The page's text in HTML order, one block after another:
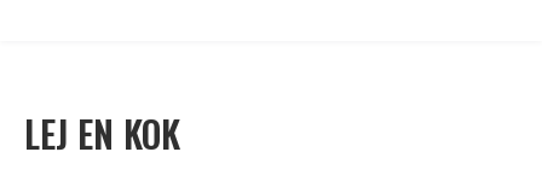
LEJ EN KOK